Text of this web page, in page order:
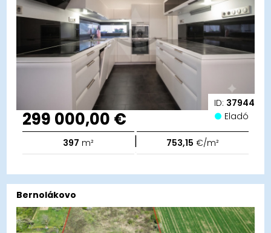
ID: 37944
299 000,00 € Eladó
397 m² | 753,15 €/m²
Bernolákovo